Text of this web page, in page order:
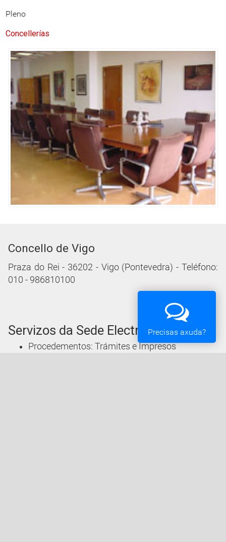
Pleno
Concellerías
Concello de Vigo
Praza do Rei - 36202 - Vigo (Pontevedra) - Teléfono:
010 - 986810100
Servizos da Sede Electrónica
Procedementos: Trámites e Impresos
Precisas axuda?